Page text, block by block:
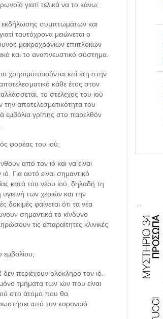
γιατί τελικά να το κάνω;
εκδήλωσης συμπτωμάτων και
ταυτόχρονα μειώνεται ο
μακροχρόνιων επιπλοκών
και το αναπνευστικό σύστημα.
χρησιμοποιούνται επί έτη στην
κάθε έτος στον
το στέλεχος του ιού
αποτελεσματικότητα του
εμβόλια γρίπης στο παρελθόν
φορέας του ιού;
από τον ιό και να είναι
Για αυτό είναι σημαντικό
κατά του νέου ιού, δηλαδή τη
των χεριών και την
φαίνεται ότι τα νέα
σημαντικά το κίνδυνο
τις απαραίτητες κλινικές
περιέχουν ολόκληρο τον ιό.
τμήματα των ιών που είναι
στο άτομο που θα
από τον κορονοϊό